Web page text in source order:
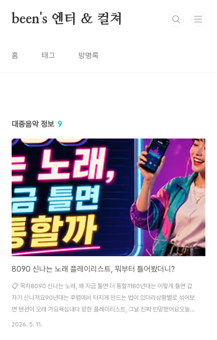
been's 엔터 & 컬쳐
홈 태그 방명록
대중음악 정보 9
8090 신나는 노래 플레이리스트, 뭐부터 틀어봤더니?
📋 목차8090 신나는 노래, 왜 지금 틀면 더 통할까80년대는 이렇게 틀면 갑
자기 신나져요90년대는 후렴에서 터지게 만드는 법이 있더라상황별로 섞어보
면 텐션이 오래 가요욕심내다 망한 플레이리스트, 그날 진짜 민망했어요오늘
바로 써먹는 재생 세팅이 의외로 크더라고요자주 묻는 질문 집에서 청소를 시
2026. 5. 11.